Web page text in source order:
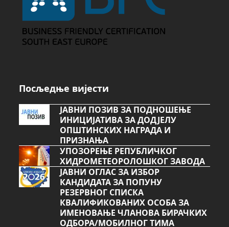
Посљедње вијести
ЈАВНИ ПОЗИВ ЗА ПОДНОШЕЊЕ
ИНИЦИЈАТИВА ЗА ДОДЈЕЛУ
ОПШТИНСКИХ НАГРАДА И
ПРИЗНАЊА
УПОЗОРЕЊЕ РЕПУБЛИЧКОГ
ХИДРОМЕТЕОРОЛОШКОГ ЗАВОДА
ЈАВНИ ОГЛАС ЗА ИЗБОР
КАНДИДАТА ЗА ПОПУНУ
РЕЗЕРВНОГ СПИСКА
КВАЛИФИКОВАНИХ ОСОБА ЗА
ИМЕНОВАЊЕ ЧЛАНОВА БИРАЧКИХ
ОДБОРА/МОБИЛНОГ ТИМА